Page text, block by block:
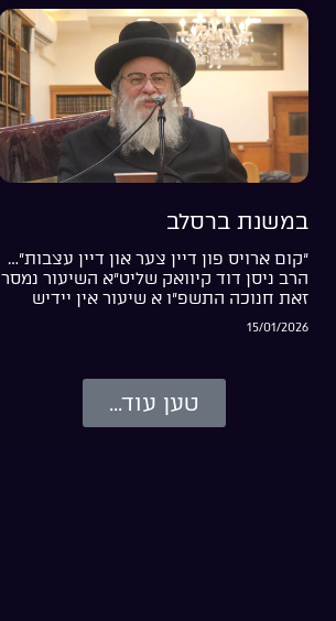
במשנת ברסלב
“קום ארויס פון דיין צער און דיין עצבות”…
הרב ניסן דוד קיוואק שליט”א השיעור נמסר
זאת חנוכה התשפ”ו א שיעור אין יידיש
15/01/2026
טען עוד...